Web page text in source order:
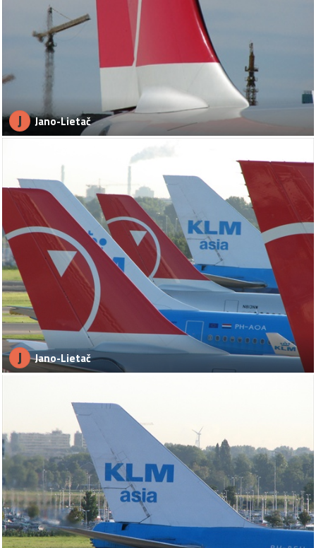
J Jano-Lietač
J Jano-Lietač